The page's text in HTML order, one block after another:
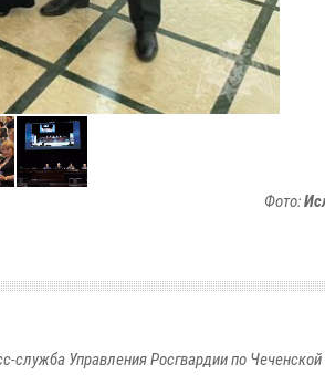
Фото:
служба Управления Росгвардии по